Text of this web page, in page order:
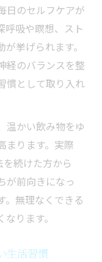
日のセルフケアが
呼吸や瞑想、スト
挙げられます。
経のバランスを整
慣として取り入れ
温かい飲み物をゆ
まります。実際
続けた方から
が前向きになっ
。無理なくできる
ります。
生活習慣